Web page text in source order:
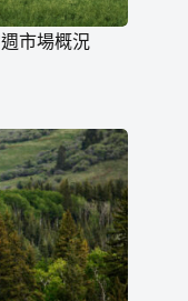
市場概況